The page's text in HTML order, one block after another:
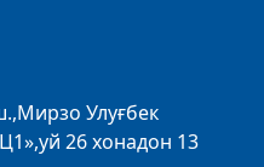
Улуғбек
26 хонадон 13